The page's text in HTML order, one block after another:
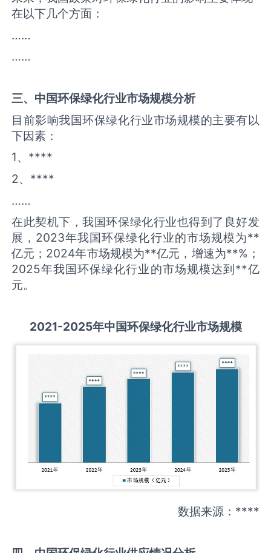
在以下几个方面：
……
……
三、中国环保绿化行业市场规模分析
目前影响我国环保绿化行业市场规模的主要有以
下因素：
1、****
2、****
……
在此契机下，我国环保绿化行业也得到了良好发
展，2023年我国环保绿化行业的市场规模为**
亿元；2024年市场规模为**亿元，增速为**%；
2025年我国环保绿化行业的市场规模达到**亿
元。
2021-2025年中国环保绿化行业市场规模
数据来源：****